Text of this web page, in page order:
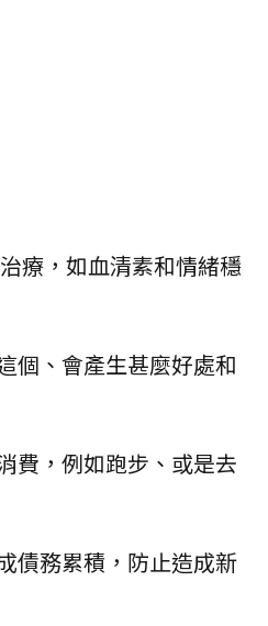
療，如血清素和情緒穩
個、會產生甚麼好處和
費，例如跑步、或是去
債務累積，防止造成新